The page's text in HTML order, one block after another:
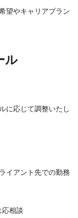
望やキャリアプラン
ル
に応じて調整いたし
ント先での勤務
相談